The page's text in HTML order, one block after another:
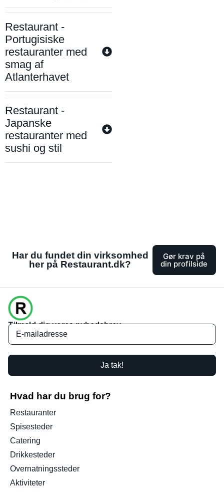
Restaurant -
Portugisiske
restauranter med
smag af
Atlanterhavet
Restaurant -
Japanske
restauranter med
sushi og stil
Har du fundet din virksomhed
her på Restaurant.dk?
Gør krav på
din profilside
Tilmeld dig vores nyhedsbrev
Ja tak!
Hvad har du brug for?
Restauranter
Spisesteder
Catering
Drikkesteder
Overnatningssteder
Aktiviteter